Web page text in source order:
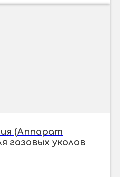
(Аппарат
газовых уколов